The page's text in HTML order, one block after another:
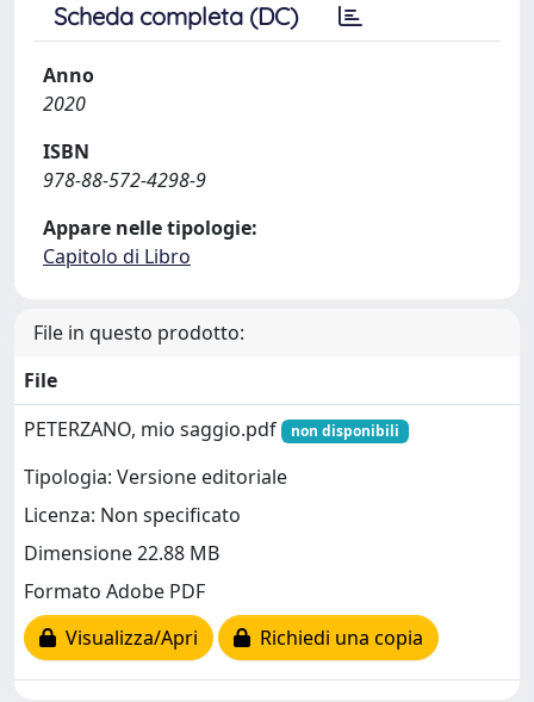
Scheda completa (DC)
Anno
2020
ISBN
978-88-572-4298-9
Appare nelle tipologie:
Capitolo di Libro
File in questo prodotto:
File
PETERZANO, mio saggio.pdf
non disponibili
Tipologia: Versione editoriale
Licenza: Non specificato
Dimensione 22.88 MB
Formato Adobe PDF
Visualizza/Apri
Richiedi una copia